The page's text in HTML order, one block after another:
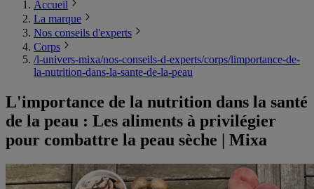
Accueil
La marque
Nos conseils d'experts
Corps
/l-univers-mixa/nos-conseils-d-experts/corps/limportance-de-
la-nutrition-dans-la-sante-de-la-peau
L'importance de la nutrition dans la santé
de la peau : Les aliments à privilégier
pour combattre la peau sèche | Mixa